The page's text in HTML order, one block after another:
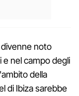
noto
nel campo degli
della
di Ibiza sarebbe